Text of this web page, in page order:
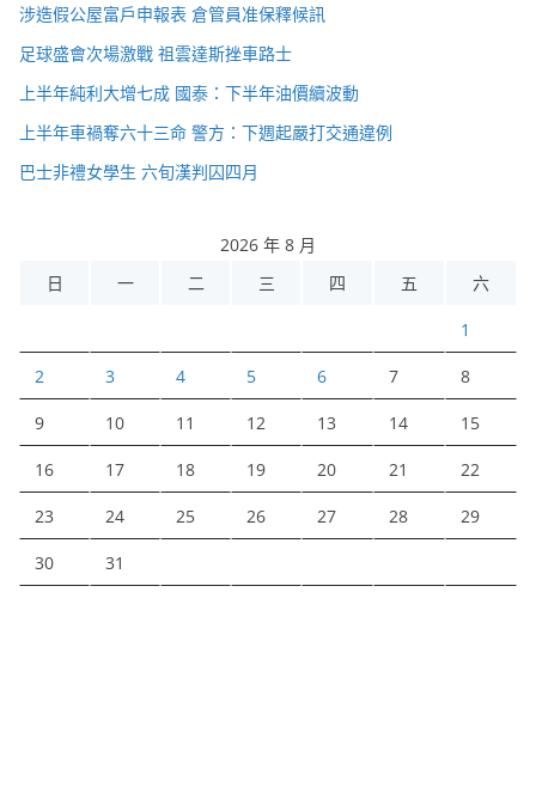
涉造假公屋富戶申報表 倉管員准保釋候訊
足球盛會次場激戰 祖雲達斯挫車路士
上半年純利大增七成 國泰：下半年油價續波動
上半年車禍奪六十三命 警方：下週起嚴打交通違例
巴士非禮女學生 六旬漢判囚四月
2026 年 8 月
日
一 二 三 四 五 六
1
2 3 4 5 6 7 8
9 10 11 12 13 14 15
16 17 18 19 20 21 22
23 24 25 26 27 28 29
30 31